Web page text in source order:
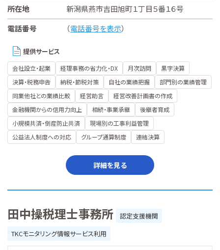
所在地
新潟県燕市吉田旭町１丁目５番１６号
電話番号
（電話番号を表示）
提供サービス
会社設立・起業 経理事務の省力化・DX 月次訪問
黒字決算
決算・税務申告
納税・節税対策 自社の業績把握
部門別の業績管理
同業他社との業績比較
経営助言
経営改善計画書の作成
金融機関からの信用力向上
相続・事業承継
後継者育成
小規模共済・倒産防止共済
現場別の工事利益管理
公益法人制度への対応
グループ通算制度 連結決算
詳細を見る
田中操税理士事務所
認定支援機関
TKCモニタリング情報サービス利用